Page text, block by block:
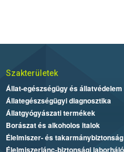
Szakterületek
Állat-egészségügy és állatvédelem
Állategészségügyi diagnosztika
Állatgyógyászati termékek
Borászat és alkoholos italok
Élelmiszer- és takarmánybiztonság
Élelmiszerlánc-biztonsági